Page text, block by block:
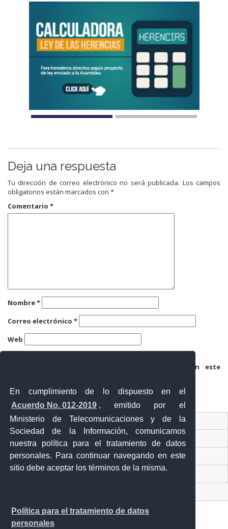
En cumplimiento de lo dispuesto en el
Acuerdo No. 012-2019 , emitido por el
Ministerio de Telecomunicaciones y de la
Sociedad de la Información, comunicamos
nuestra política para el tratamiento de datos
personales. Para continuar navegando en este
sitio debe aceptar los términos de la misma.
Política para el tratamiento de datos
personales
Deja una respuesta
Tu dirección de correo electrónico no será publicada. Los campos
obligatorios están marcados con *
Comentario *
Nombre*
Correo electrónico *
Web
Guarda mi nombre, correo electrónico y web en este
Ventanilla Única Virtual
Ventanilla Única de Comercio Exterior
Gobierno Abierto